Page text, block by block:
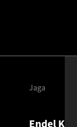
Endel Kõks
Jaga